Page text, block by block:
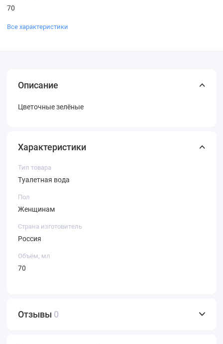
70
Все характеристики
Описание
Цветочные зелёные
Характеристики
Тип товара
Туалетная вода
Пол
Женщинам
Страна изготовитель
Россия
Объём, мл
70
Отзывы 0